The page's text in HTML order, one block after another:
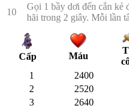
10
Gọi 1 bầy dơi đến cắn kẻ
hãi trong 2 giây. Mỗi lần
Cấp Máu
1
2400
2
2520
3
2640